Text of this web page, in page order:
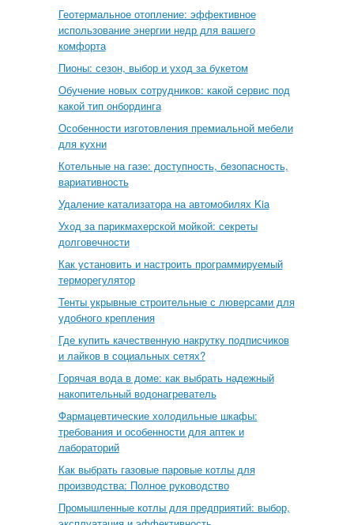
Геотермальное отопление: эффективное
использование энергии недр для вашего
комфорта
Пионы: сезон, выбор и уход за букетом
Обучение новых сотрудников: какой сервис под
какой тип онбординга
Особенности изготовления премиальной мебели
для кухни
Котельные на газе: доступность, безопасность,
вариативность
Удаление катализатора на автомобилях Kia
Уход за парикмахерской мойкой: секреты
долговечности
Как установить и настроить программируемый
терморегулятор
Тенты укрывные строительные с люверсами для
удобного крепления
Где купить качественную накрутку подписчиков
и лайков в социальных сетях?
Горячая вода в доме: как выбрать надежный
накопительный водонагреватель
Фармацевтические холодильные шкафы:
требования и особенности для аптек и
лабораторий
Как выбрать газовые паровые котлы для
производства: Полное руководство
Промышленные котлы для предприятий: выбор,